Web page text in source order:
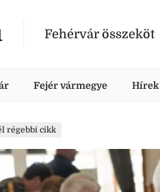
Fehérvár összeköt
Fejér vármegye Hírek
régebbi cikk